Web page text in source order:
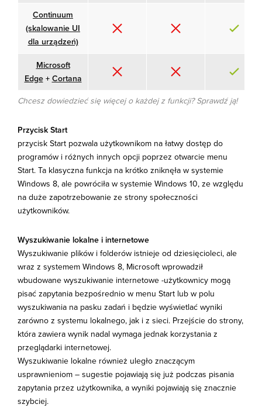
Continuum
(skalowanie UI
dla urządzeń)
Microsoft
Edge+ Cortana
Chcesz dowiedzieć się więcej o każdej z funkcji? Sprawdź ją!
Przycisk Start
przycisk Start pozwala użytkownikom na łatwy dostęp do
programów i różnych innych opcji poprzez otwarcie menu
Start. Ta klasyczna funkcja na krótko zniknęła w systemie
Windows 8, ale powróciła w systemie Windows 10, ze względu
na duże zapotrzebowanie ze strony społeczności
użytkowników.
Wyszukiwanie lokalne i internetowe
Wyszukiwanie plików i folderów istnieje od dziesięcioleci, ale
wraz z systemem Windows 8, Microsoft wprowadził
wbudowane wyszukiwanie internetowe -użytkownicy mogą
pisać zapytania bezpośrednio w menu Start lub w polu
wyszukiwania na pasku zadań i będzie wyświetlać wyniki
zarówno z systemu lokalnego, jak i z sieci. Przejście do strony,
która zawiera wynik nadal wymaga jednak korzystania z
przeglądarki internetowej.
Wyszukiwanie lokalne również uległo znaczącym
usprawnieniom – sugestie pojawiają się już podczas pisania
zapytania przez użytkownika, a wyniki pojawiają się znacznie
szybciej.